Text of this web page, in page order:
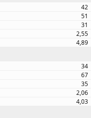
42
51
31
2,55
4,89
34
67
35
2,06
4,03